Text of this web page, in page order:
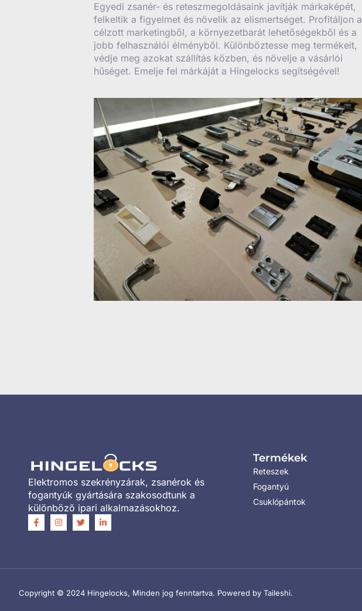
Egyedi zsanér- és reteszmegoldásaink javítják márkaképét,
felkeltik a figyelmet és növelik az elismertséget. Profitáljon a
célzott marketingből, a környezetbarát lehetőségekből és a
jobb felhasználói élményből. Különböztesse meg termékeit,
védje meg azokat szállítás közben, és növelje a vásárlói
hűséget. Emelje fel márkáját a Hingelocks segítségével!
Elektromos szekrényzárak, zsanérok és
fogantyúk gyártására szakosodtunk a
különböző ipari alkalmazásokhoz.
Termékek
Reteszek
Fogantyú
Csuklópántok
Copyright © 2024 Hingelocks, Minden jog fenntartva. Powered by Taileshi.